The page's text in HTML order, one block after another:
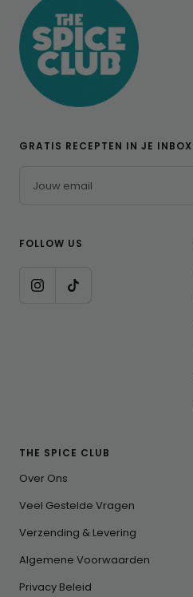
GRATIS RECEPTEN IN JE
Jouw email
FOLLOW US
THE SPICE CLUB
Over Ons
Veel Gestelde Vragen
Verzending & Levering
Algemene Voorwaarden
Privacy Beleid